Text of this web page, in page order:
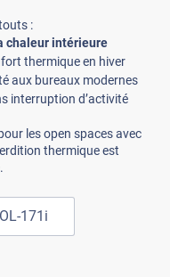
:
chaleur intérieure
thermique en hiver
aux bureaux modernes
interruption d’activité
les open spaces avec
thermique est
171i